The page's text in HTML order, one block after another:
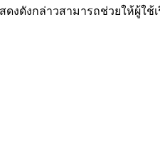
ดังกล่าวสามารถช่วยให้ผู้ใช้